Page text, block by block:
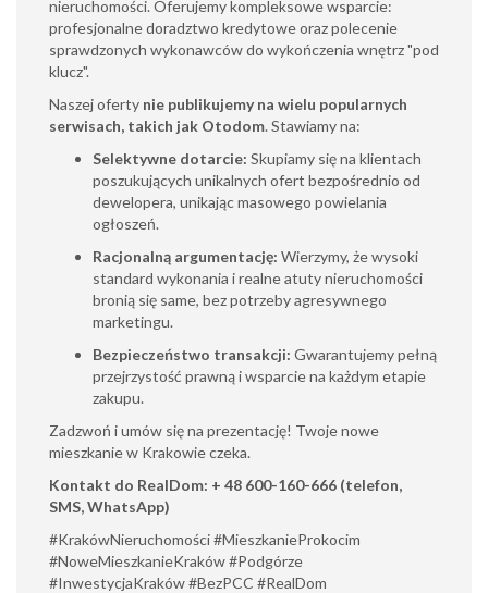
nieruchomości. Oferujemy kompleksowe wsparcie:
profesjonalne doradztwo kredytowe oraz polecenie
sprawdzonych wykonawców do wykończenia wnętrz "pod
klucz".
Naszej oferty nie publikujemy na wielu popularnych
serwisach, takich jak Otodom. Stawiamy na:
Selektywne dotarcie: Skupiamy się na klientach
poszukujących unikalnych ofert bezpośrednio od
dewelopera, unikając masowego powielania
ogłoszeń.
Racjonalną argumentację: Wierzymy, że wysoki
standard wykonania i realne atuty nieruchomości
bronią się same, bez potrzeby agresywnego
marketingu.
Bezpieczeństwo transakcji: Gwarantujemy pełną
przejrzystość prawną i wsparcie na każdym etapie
zakupu.
Zadzwoń i umów się na prezentację! Twoje nowe
mieszkanie w Krakowie czeka.
Kontakt do RealDom: + 48 600-160-666 (telefon,
SMS, WhatsApp)
#KrakówNieruchomości #MieszkanieProkocim
#NoweMieszkanieKraków #Podgórze
#InwestycjaKraków #BezPCC #RealDom